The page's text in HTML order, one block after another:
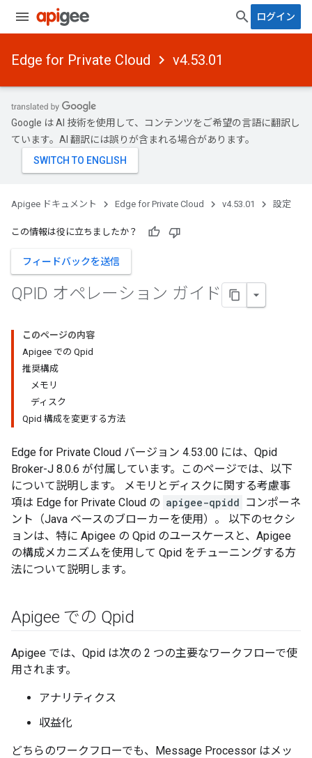
ログイン
Edge for Private Cloud v4.53.01
Google は AI 技術を使用して、コンテンツをご希望の言語に翻訳し
ています。AI 翻訳には誤りが含まれる場合があります。
Apigee ドキュメント Edge for Private Cloud v4.53.01 設定
この情報は役に立ちましたか？
フィードバックを送信
QPID オペレーション ガイド
このページの内容
Apigee での Qpid
推奨構成
メモリ
ディスク
Qpid 構成を変更する方法
Edge for Private Cloud バージョン 4.53.00 には、Qpid
Broker-J 8.0.6 が付属しています。このページでは、以下
について説明します。 メモリとディスクに関する考慮事
項は Edge for Private Cloud の apigee-qpidd コンポーネ
ント（Java ベースのブローカーを使用）。 以下のセクシ
ョンは、特に Apigee の Qpid のユースケースと、Apigee
の構成メカニズムを使用して Qpid をチューニングする方
法について説明します。
Apigee での Qpid
Apigee では、Qpid は次の 2 つの主要なワークフローで使
用されます。
アナリティクス
収益化
どちらのワークフローでも、Message Processor はメッ